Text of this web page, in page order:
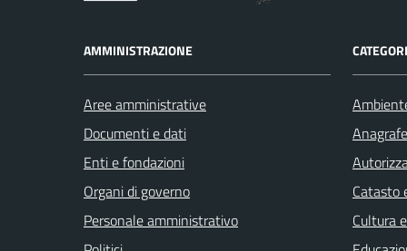
AMMINISTRAZIONE
Aree amministrative
Documenti e dati
Enti e fondazioni
Organi di governo
Personale amministrativo
Catasto
Cultura